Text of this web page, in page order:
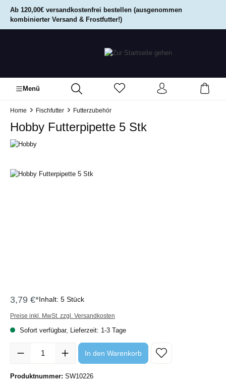
springen
Ab 120,00€ versandkostenfrei bestellen (ausgenommen
kombinierter Versand & Frostfutter!)
Menü
Home Fischfutter Futterzubehör
Hobby Futterpipette 5 Stk
Bildergalerie überspringen
3,79 €*Inhalt: 5 Stück
Preise inkl. MwSt. zzgl. Versandkosten
Sofort verfügbar, Lieferzeit: 1-3 Tage
Produkt Anzahl: Gib den gewünschten Wert ein oder benutze die
In den Warenkorb
Produktnummer: SW10226